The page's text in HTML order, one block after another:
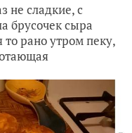
не сладкие, с
брусочек сыра
то рано утром пеку,